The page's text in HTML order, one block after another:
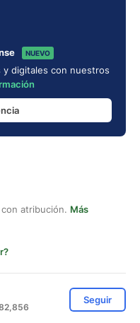
NUEVO
digitales con nuestros
atribución. Más
Seguir